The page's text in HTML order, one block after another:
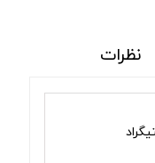
نظرات